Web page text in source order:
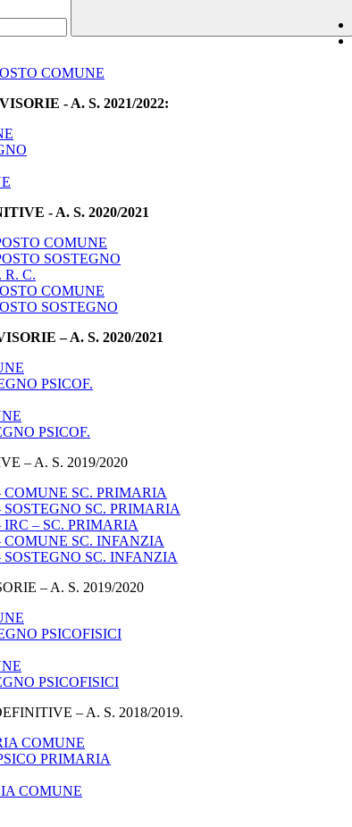
COMUNE
- A. S. 2021/2022:
- A. S. 2020/2021
COMUNE
SOSTEGNO
C.
COMUNE
SOSTEGNO
– A. S. 2020/2021
PSICOF.
PSICOF.
– A. S. 2019/2020
SC. PRIMARIA
SC. PRIMARIA
– SC. PRIMARIA
SC. INFANZIA
SC. INFANZIA
– A. S. 2019/2020
PSICOFISICI
PSICOFISICI
– A. S. 2018/2019.
COMUNE
PRIMARIA
COMUNE